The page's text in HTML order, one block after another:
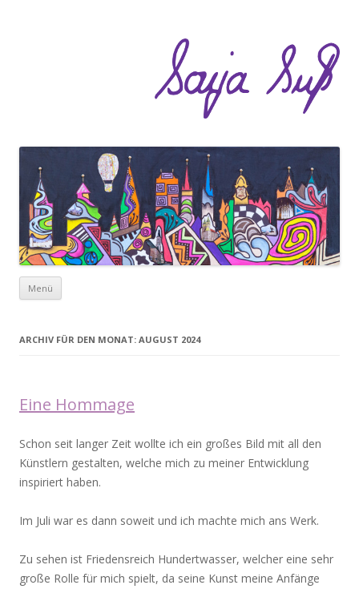
Menü
ARCHIV FÜR DEN MONAT: AUGUST 2024
Eine Hommage
Schon seit langer Zeit wollte ich ein großes Bild mit all den
Künstlern gestalten, welche mich zu meiner Entwicklung
inspiriert haben.
Im Juli war es dann soweit und ich machte mich ans Werk.
Zu sehen ist Friedensreich Hundertwasser, welcher eine sehr
große Rolle für mich spielt, da seine Kunst meine Anfänge